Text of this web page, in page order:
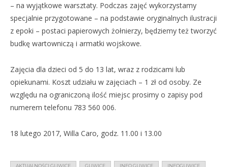
– na wyjątkowe warsztaty. Podczas zajęć wykorzystamy
specjalnie przygotowane – na podstawie oryginalnych ilustracji
z epoki – postaci papierowych żołnierzy, będziemy też tworzyć
budkę wartowniczą i armatki wojskowe.
Zajęcia dla dzieci od 5 do 13 lat, wraz z rodzicami lub
opiekunami. Koszt udziału w zajęciach – 1 zł od osoby. Ze
względu na ograniczoną ilość miejsc prosimy o zapisy pod
numerem telefonu 783 560 006.
18 lutego 2017, Willa Caro, godz. 11.00 i 13.00
AKTUALNOŚCI GLIWICE GLIWICE INFO GLIWICE INFOGLIWICE